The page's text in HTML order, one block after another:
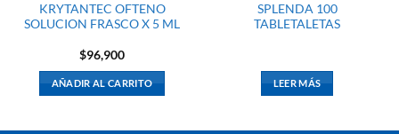
KRYTANTEC OFTENO
SOLUCION FRASCO X 5 ML
$96,900
AÑADIR AL CARRITO
SPLENDA 100
TABLETALETAS
LEER MÁS